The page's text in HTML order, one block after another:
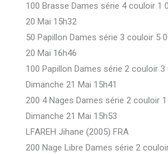
100 Brasse Dames série 4 couloir 1
20 Mai 15h32
50 Papillon Dames série 3 couloir 5
20 Mai 16h46
100 Papillon Dames série 2 couloir 3
Dimanche 21 Mai 15h41
200 4 Nages Dames série 2 couloir 1
Dimanche 21 Mai 15h53
LFAREH Jihane (2005) FRA
200 Nage Libre Dames série 2